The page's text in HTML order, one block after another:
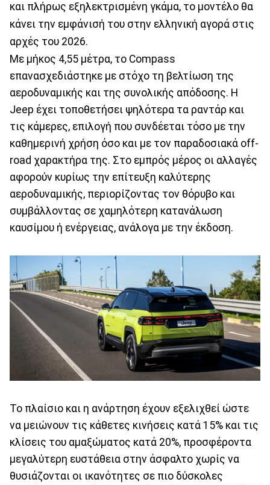
και πλήρως εξηλεκτρισμένη γκάμα, το μοντέλο θα
κάνει την εμφάνισή του στην ελληνική αγορά στις
αρχές του 2026.
Με μήκος 4,55 μέτρα, το Compass
επανασχεδιάστηκε με στόχο τη βελτίωση της
αεροδυναμικής και της συνολικής απόδοσης. Η
Jeep έχει τοποθετήσει ψηλότερα τα ραντάρ και
τις κάμερες, επιλογή που συνδέεται τόσο με την
καθημερινή χρήση όσο και με τον παραδοσιακά off-
road χαρακτήρα της. Στο εμπρός μέρος οι αλλαγές
αφορούν κυρίως την επίτευξη καλύτερης
αεροδυναμικής, περιορίζοντας τον θόρυβο και
συμβάλλοντας σε χαμηλότερη κατανάλωση
καυσίμου ή ενέργειας, ανάλογα με την έκδοση.
Το πλαίσιο και η ανάρτηση έχουν εξελιχθεί ώστε
να μειώνουν τις κάθετες κινήσεις κατά 15% και τις
κλίσεις του αμαξώματος κατά 20%, προσφέροντα
μεγαλύτερη ευστάθεια στην άσφαλτο χωρίς να
θυσιάζονται οι ικανότητες σε πιο δύσκολες